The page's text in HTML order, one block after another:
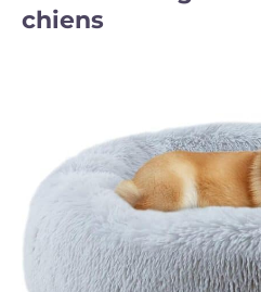
chiens